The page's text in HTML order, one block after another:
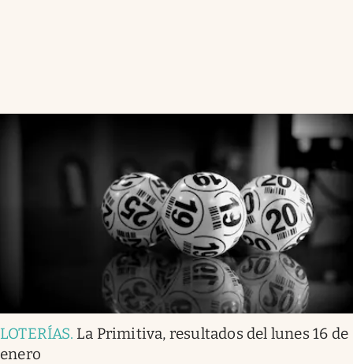
LOTERÍAS. La Primitiva, resultados del lunes 16 de
enero